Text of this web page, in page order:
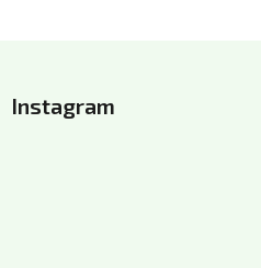
pInstagram